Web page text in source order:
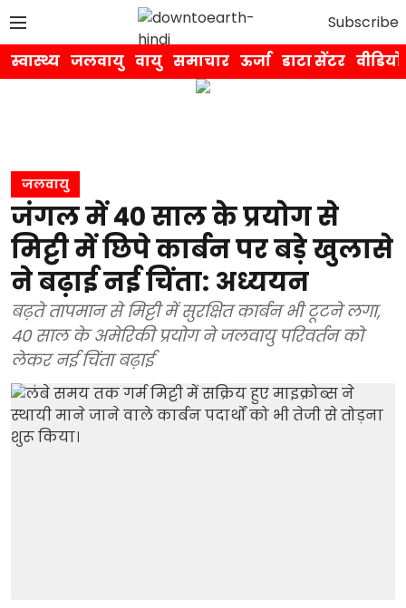
Subscribe
स्वास्थ्य जलवायु वायु समाचार ऊर्जा डाटा सेंटर वीडियो
जलवायु
जंगल में 40 साल के प्रयोग से
मिट्टी में छिपे कार्बन पर बड़े खुलासे
ने बढ़ाई नई चिंता: अध्ययन
बढ़ते तापमान से मिट्टी में सुरक्षित कार्बन भी टूटने लगा,
40 साल के अमेरिकी प्रयोग ने जलवायु परिवर्तन को
लेकर नई चिंता बढ़ाई